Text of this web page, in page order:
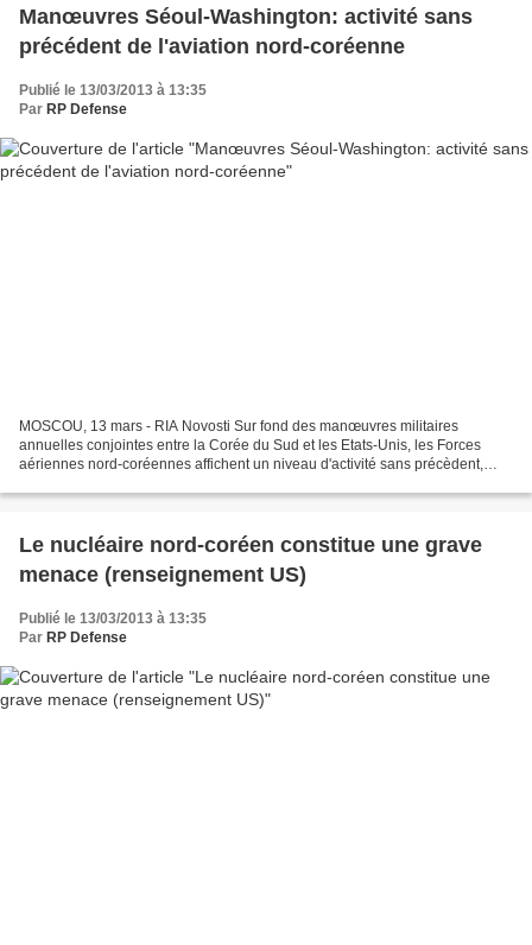
Manœuvres Séoul-Washington: activité sans
précédent de l'aviation nord-coréenne
Publié le 13/03/2013 à 13:35
Par RP Defense
MOSCOU, 13 mars - RIA Novosti Sur fond des manœuvres militaires
annuelles conjointes entre la Corée du Sud et les Etats-Unis, les Forces
aériennes nord-coréennes affichent un niveau d'activité sans précèdent,
Le nucléaire nord-coréen constitue une grave
menace (renseignement US)
Publié le 13/03/2013 à 13:35
Par RP Defense